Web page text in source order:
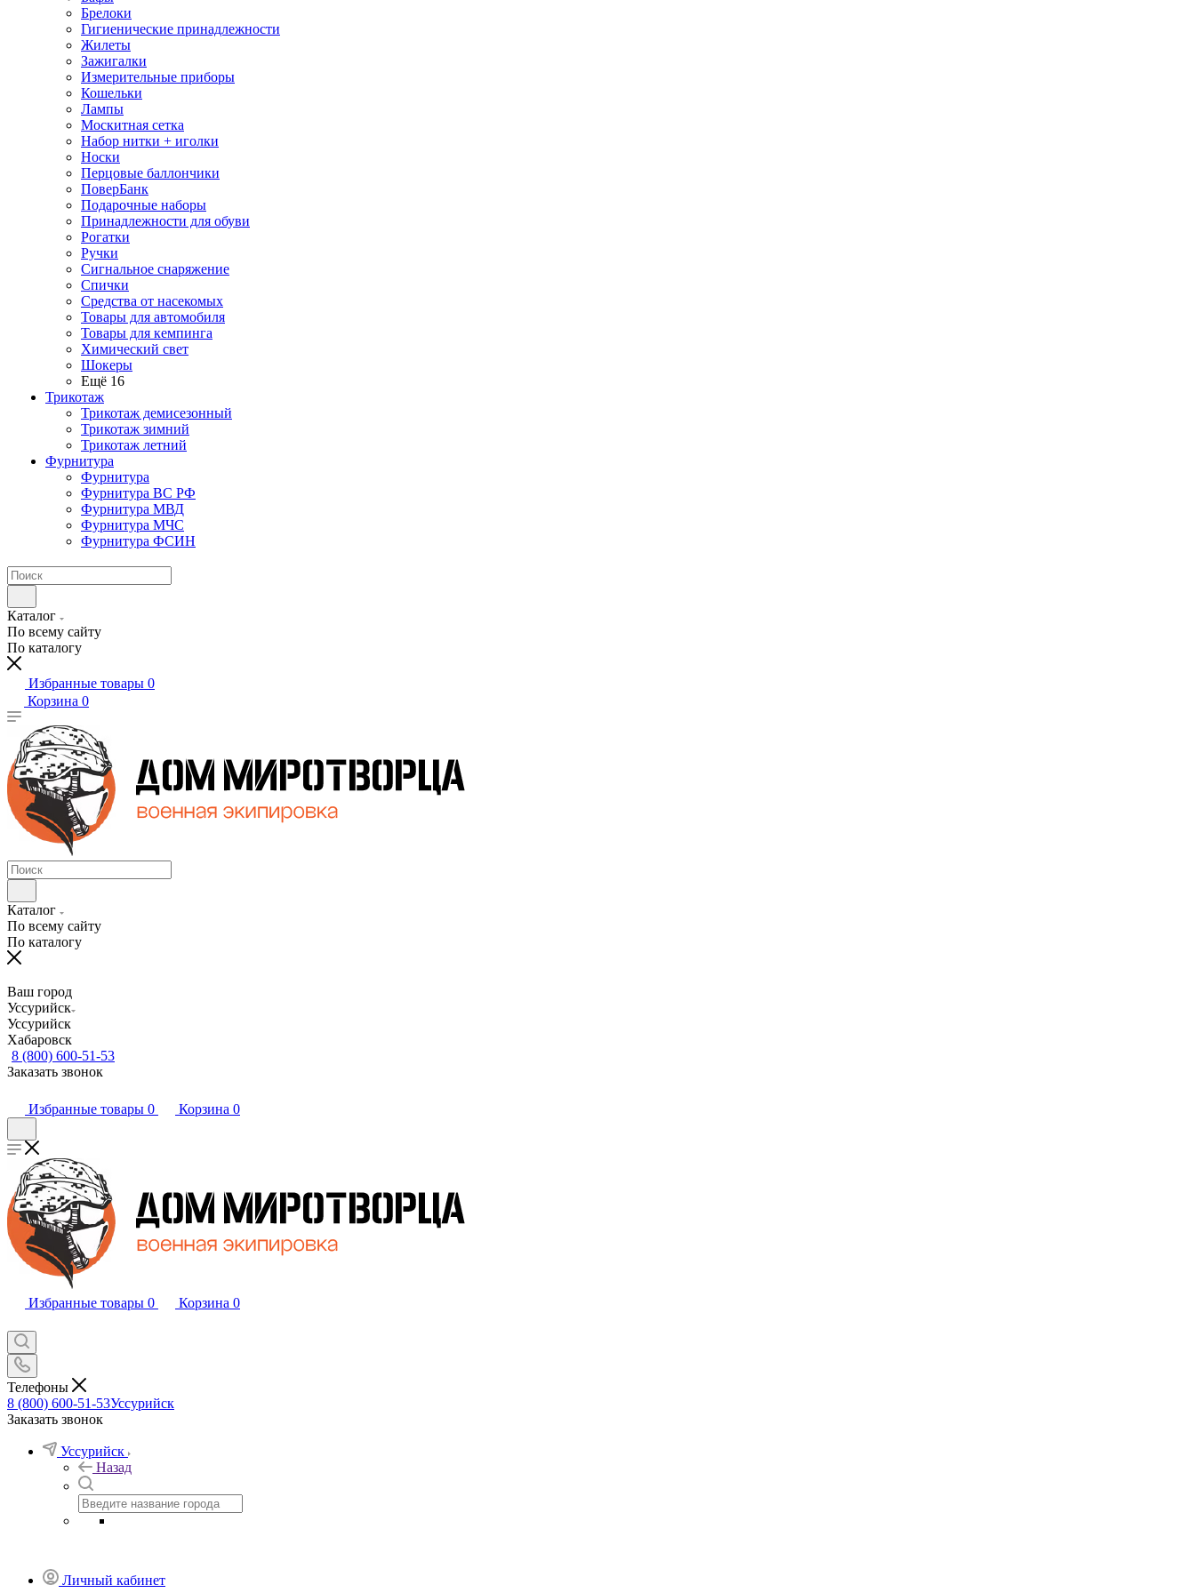
Брелоки
Гигиенические принадлежности
Жилеты
Зажигалки
Измерительные приборы
Кошельки
Лампы
Москитная сетка
Набор нитки + иголки
Носки
Перцовые баллончики
ПоверБанк
Подарочные наборы
Принадлежности для обуви
Рогатки
Ручки
Сигнальное снаряжение
Спички
Средства от насекомых
Товары для автомобиля
Товары для кемпинга
Химический свет
Шокеры
Ещё 16
Трикотаж
Трикотаж демисезонный
Трикотаж зимний
Трикотаж летний
Фурнитура
Фурнитура
Фурнитура ВС РФ
Фурнитура МВД
Фурнитура МЧС
Фурнитура ФСИН
Каталог
По всему сайту
По каталогу
Избранные товары 0
Корзина 0
Каталог
По всему сайту
По каталогу
Ваш город
Уссурийск
Уссурийск
Хабаровск
8 (800) 600-51-53
Заказать звонок
Избранные товары 0 Корзина 0
Избранные товары 0 Корзина 0
Телефоны
8 (800) 600-51-53Уссурийск
Заказать звонок
Уссурийск
Назад
Личный кабинет